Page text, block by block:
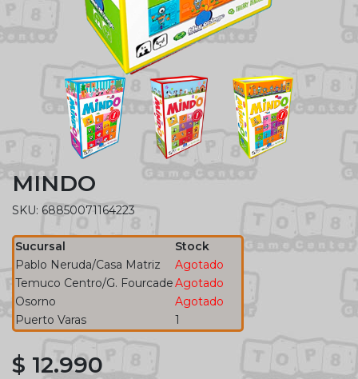
MINDO
SKU: 68850071164223
Sucursal
Stock
Pablo Neruda/Casa Matriz
Agotado
Temuco Centro/G. FourcadeAgotado
Osorno
Agotado
Puerto Varas
1
$ 12.990